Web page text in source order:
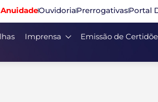
AnuidadeOuvidoriaPrerrogativasPortal
Imprensa Emissão de